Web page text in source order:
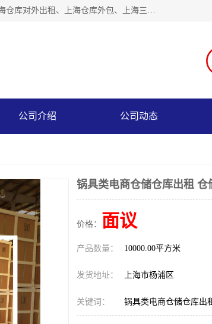
上海星力仓储服务有限公司从事：上海仓储服务、上海仓储库房、上海仓库代运营、上海仓库对外出租、上海仓库外包、上海三方仓储、上海电商仓储代发、上海电商代发货仓库、上海托管仓库、上海仓储配送。上海星力仓储服务有限公司现在拥有100个分仓、10万余平方的标准库房，精炼员工几百名，与几千家客户合作，公司已跻身上海仓储行业前列。欢迎来电咨询！
公司介绍 公司动态
锅具类电商仓储仓库出租 仓
价格： 面议
产品数量： 10000.00平方米
发货地址： 上海市杨浦区
关键词： 锅具类电商仓储仓库出